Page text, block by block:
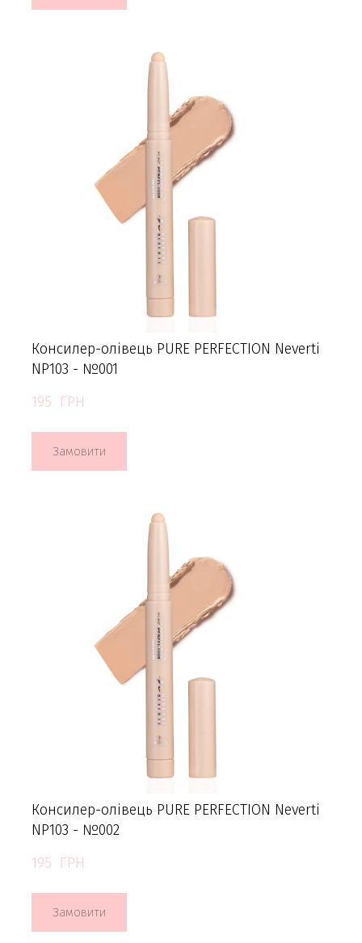
Консилер-олівець PURE PERFECTION Neverti
NP103 - №001
195  ГРН
Замовити
Консилер-олівець PURE PERFECTION Neverti
NP103 - №002
195  ГРН
Замовити